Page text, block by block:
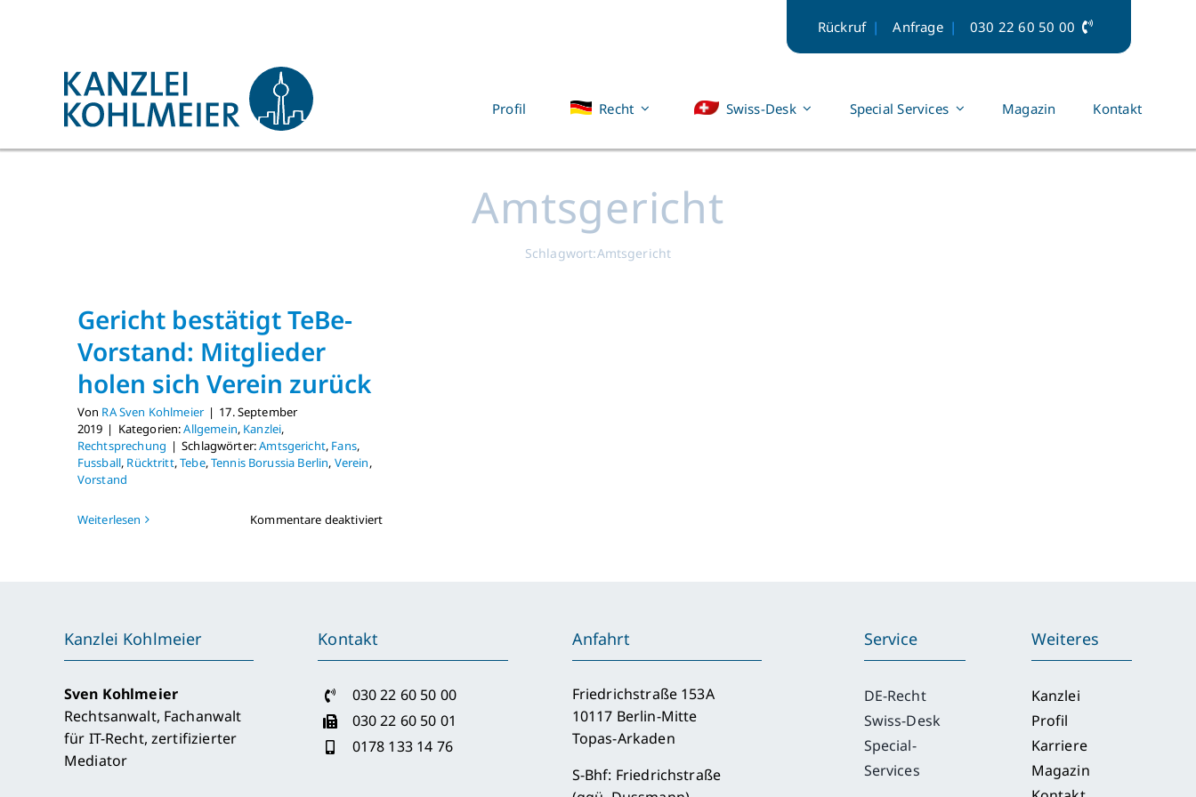
Rückruf Anfrage 030 22 60 50 00
Profil Recht Swiss-Desk Special Services Magazin Kontakt
Amtsgericht
Schlagwort:Amtsgericht
Gericht bestätigt TeBe-
Vorstand: Mitglieder
holen sich Verein zurück
Von RA Sven Kohlmeier | 17. September
2019 | Kategorien:Allgemein, Kanzlei,
Rechtsprechung | Schlagwörter:Amtsgericht, Fans,
Fussball, Rücktritt,Tebe,Tennis Borussia Berlin, Verein,
Vorstand
Weiterlesen Kommentare deaktiviertfür
Verein
Kanzlei Kohlmeier
Sven Kohlmeier
Rechtsanwalt, Fachanwalt
für IT-Recht, zertifizierter
Mediator
Kontakt
030 22 60 50 00
030 22 60 50 01
0178 133 14 76
Anfahrt
Friedrichstraße 153A
10117 Berlin-Mitte
Topas-Arkaden
S-Bhf: Friedrichstraße
Service
DE-Recht
Swiss-Desk
Special-
Services
Weiteres
Kanzlei
Profil
Karriere
Magazin